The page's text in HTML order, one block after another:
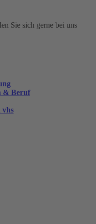
Sie sich gerne bei uns
& Beruf
vhs